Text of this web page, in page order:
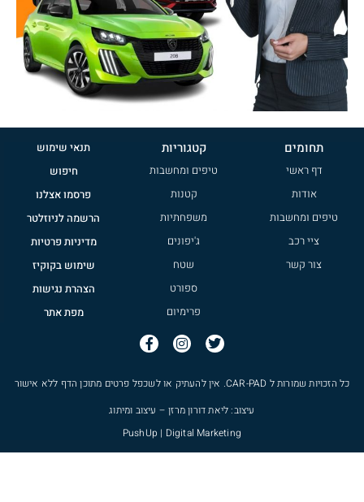
תחומים
דף ראשי
אודות
טיפים ומחשבות
ציי רכב
צור קשר
קטגוריות
טיפים ומחשבות
קטנות
משפחתיות
ג'יפונים
שטח
ספורט
פרימיום
תנאי שימוש
חיפוש
פרסמו אצלנו
הרשמה לניוזלטר
מדיניות פרטיות
שימוש בקוקיז
הצהרת נגישות
מפת אתר
כל הזכויות שמורות ל CAR-PAD. אין להעתיק או לשכפל פרטים מתוכן הדף ללא אישור
עיצוב: ליאת דורון מרזן – עיצוב ומיתוג
PushUp | Digital Marketing